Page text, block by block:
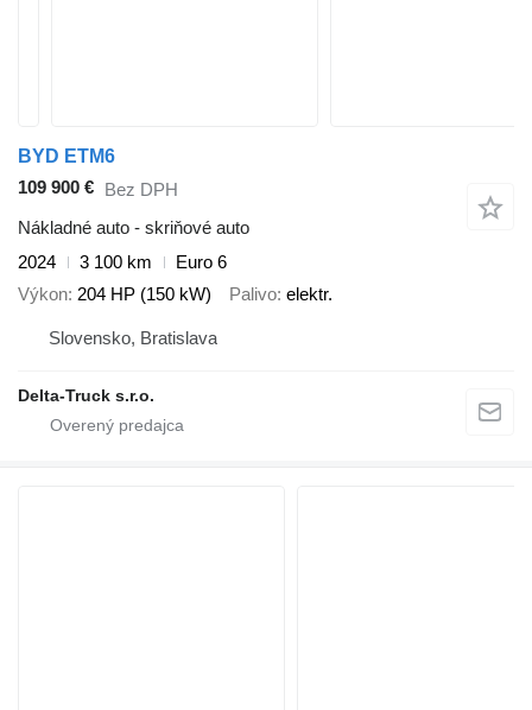
BYD ETM6
109 900 € Bez DPH
Nákladné auto - skriňové auto
2024
3 100 km
Euro 6
Výkon 204 HP (150 kW) Palivo elektr.
Slovensko, Bratislava
Delta-Truck s.r.o.